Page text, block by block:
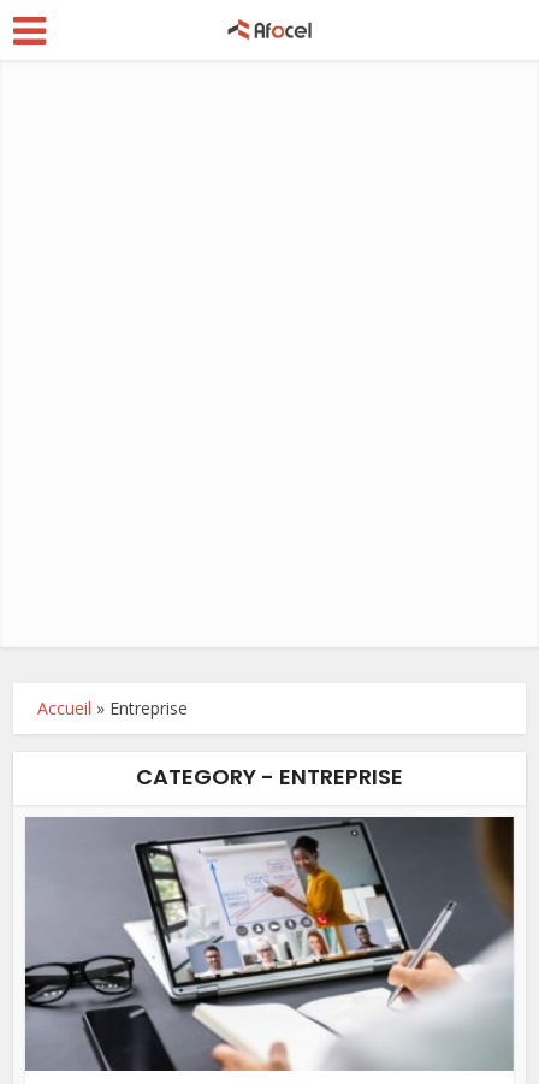
Accueil » Entreprise
CATEGORY - ENTREPRISE